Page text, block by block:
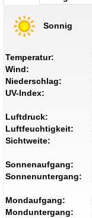
Sonnig
Temperatur:
Wind:
Niederschlag:
UV-Index:
Luftdruck:
Luftfeuchtigkeit:
Sichtweite:
Sonnenaufgang:
Sonnenuntergang:
Mondaufgang:
Monduntergang: